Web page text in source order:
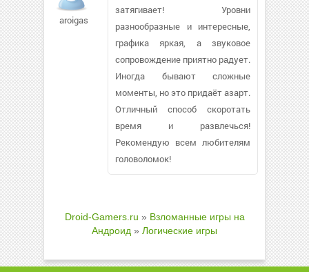
aroigas
затягивает! Уровни
разнообразные и интересные,
графика яркая, а звуковое
сопровождение приятно радует.
Иногда бывают сложные
моменты, но это придаёт азарт.
Отличный способ скоротать
время и развлечься!
Рекомендую всем любителям
головоломок!
Droid-Gamers.ru » Взломанные игры на
Андроид » Логические игры